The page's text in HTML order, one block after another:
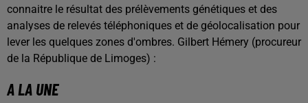
connaitre le résultat des prélèvements génétiques et des
analyses de relevés téléphoniques et de géolocalisation pour
lever les quelques zones d'ombres. Gilbert Hémery (procureur
de la République de Limoges) :
A LA UNE